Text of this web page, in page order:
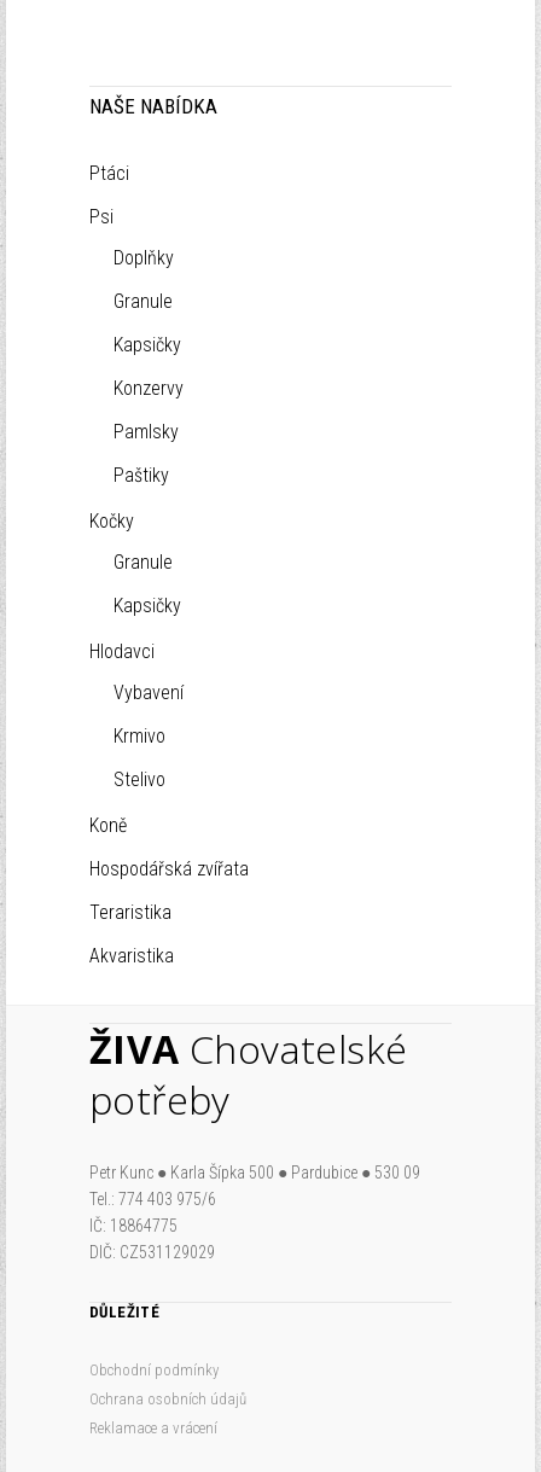
NAŠE NABÍDKA
Ptáci
Psi
Doplňky
Granule
Kapsičky
Konzervy
Pamlsky
Paštiky
Kočky
Granule
Kapsičky
Hlodavci
Vybavení
Krmivo
Stelivo
Koně
Hospodářská zvířata
Teraristika
Akvaristika
ŽIVA Chovatelské
potřeby
Petr Kunc ● Karla Šípka 500 ● Pardubice ● 530 09
Tel.: 774 403 975/6
IČ: 18864775
DIČ: CZ531129029
DŮLEŽITÉ
Obchodní podmínky
Ochrana osobních údajů
Reklamace a vrácení